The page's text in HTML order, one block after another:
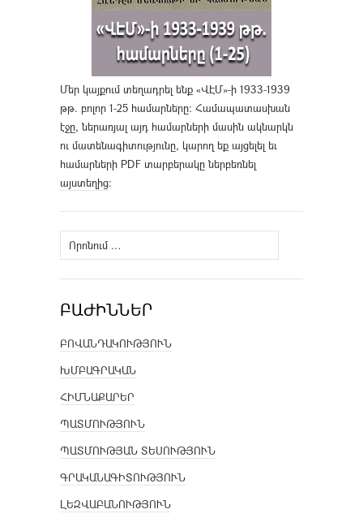
Մեր կայքում տեղադրել ենք «ՎԷՄ»-ի 1933-1939
թթ. բոլոր 1-25 համարները։ Համապատասխան
էջը, ներառյալ այդ համարների մասին ակնարկն
ու մատենագիտությունը, կարող եք այցելել եւ
համարների PDF տարբերակը ներբեռնել
այստեղից։
Որոնել՝
ԲԱԺԻՆՆԵՐ
ԲՈՎԱՆԴԱԿՈՒԹՅՈՒՆ
ԽՄԲԱԳՐԱԿԱՆ
ՀԻՄՆԱՔԱՐԵՐ
ՊԱՏՄՈՒԹՅՈՒՆ
ՊԱՏՄՈՒԹՅԱՆ ՏԵՍՈՒԹՅՈՒՆ
ԳՐԱԿԱՆԱԳԻՏՈՒԹՅՈՒՆ
ԼԵԶՎԱԲԱՆՈՒԹՅՈՒՆ